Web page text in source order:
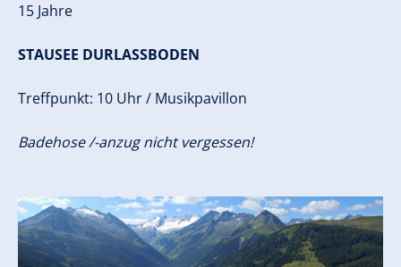
15 Jahre
STAUSEE DURLASSBODEN
Treffpunkt: 10 Uhr / Musikpavillon
Badehose /-anzug nicht vergessen!